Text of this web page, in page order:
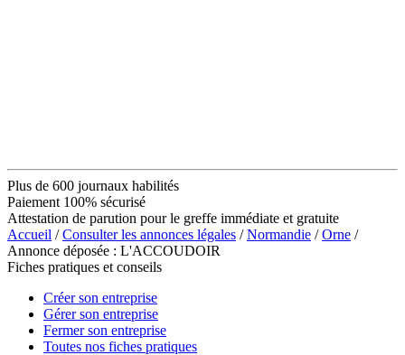
Plus de 600 journaux habilités
Paiement 100% sécurisé
Attestation de parution pour le greffe immédiate et gratuite
Accueil /Consulter les annonces légales /Normandie /Orne /
Annonce déposée : L'ACCOUDOIR
Fiches pratiques et conseils
Créer son entreprise
Gérer son entreprise
Fermer son entreprise
Toutes nos fiches pratiques